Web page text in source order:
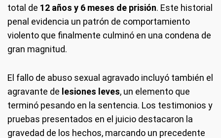
total de 12 años y 6 meses de prisión. Este historial
penal evidencia un patrón de comportamiento
violento que finalmente culminó en una condena de
gran magnitud.
El fallo de abuso sexual agravado incluyó también el
agravante de lesiones leves, un elemento que
terminó pesando en la sentencia. Los testimonios y
pruebas presentados en el juicio destacaron la
gravedad de los hechos, marcando un precedente